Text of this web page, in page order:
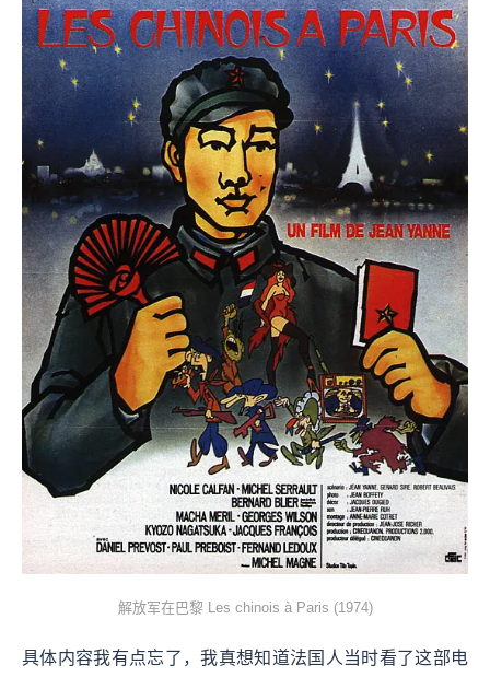
解放军在巴黎 Les chinois à Paris (1974)
具体内容我有点忘了，我真想知道法国人当时看了这部电